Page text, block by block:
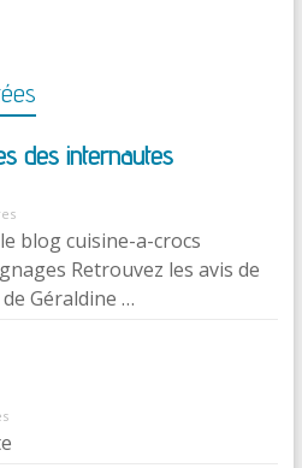
des internautes
blog cuisine-a-crocs
Retrouvez les avis de
Géraldine …